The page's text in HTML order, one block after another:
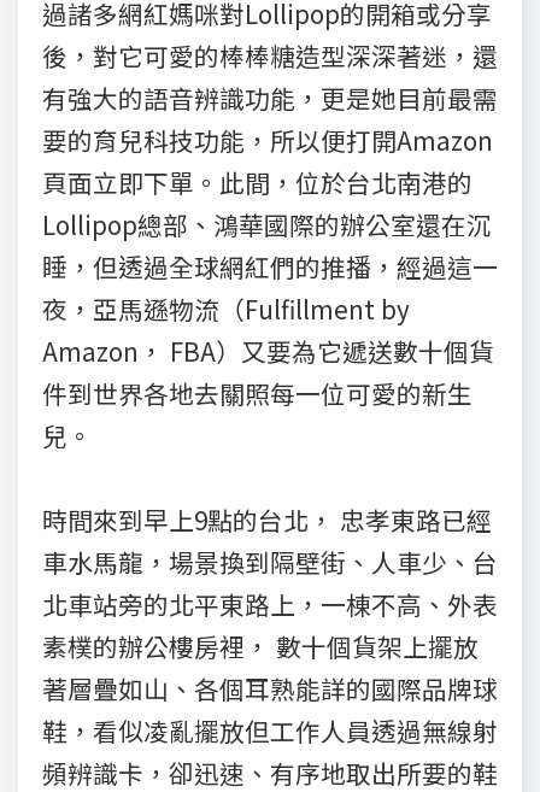
過諸多網紅媽咪對Lollipop的開箱或分享
後，對它可愛的棒棒糖造型深深著迷，還
有強大的語音辨識功能，更是她目前最需
要的育兒科技功能，所以便打開Amazon
頁面立即下單。此間，位於台北南港的
Lollipop總部、鴻華國際的辦公室還在沉
睡，但透過全球網紅們的推播，經過這一
夜，亞馬遜物流（Fulfillment by
Amazon， FBA）又要為它遞送數十個貨
件到世界各地去關照每一位可愛的新生
兒。
時間來到早上9點的台北， 忠孝東路已經
車水馬龍，場景換到隔壁街、人車少、台
北車站旁的北平東路上，一棟不高、外表
素樸的辦公樓房裡， 數十個貨架上擺放
著層疊如山、各個耳熟能詳的國際品牌球
鞋，看似凌亂擺放但工作人員透過無線射
頻辨識卡，卻迅速、有序地取出所要的鞋